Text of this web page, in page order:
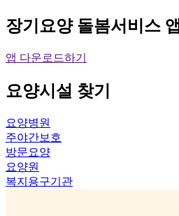
장기요양 돌봄서비스 앱
앱 다운로드하기
요양시설 찾기
요양병원
주야간보호
방문요양
요양원
복지용구기관